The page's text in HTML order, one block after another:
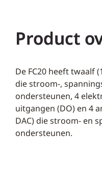
Product
De FC20 heeft twaalf
die stroom-,
ondersteunen, 4
uitgangen (DO) en 4
DAC) die stroom- en
ondersteunen.